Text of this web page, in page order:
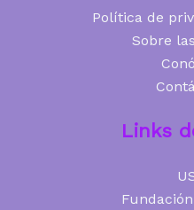
Política de
Sobre
Links